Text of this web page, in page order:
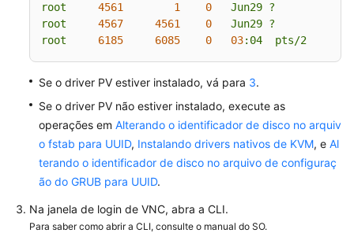
Modificando
uma
imagem
Exportando
lista
imagens
Verificando
a
capacidade
do
root 4561 1 0 Jun29 ?
root
4567 4561 0 Jun29 ?
root
6185 6085 0 03:04 pts/2
Se o driver PV estiver instalado, vá para 3.
Se o driver PV não estiver instalado, execute as
operações em Alterando o identificador de disco no arquiv
o fstab para UUID, Instalando drivers nativos de KVM, e Al
terando o identificador de disco no arquivo de configuraç
ão do GRUB para UUID.
Na janela de login de VNC, abra a CLI.
Para saber como abrir a CLI, consulte o manual do SO.